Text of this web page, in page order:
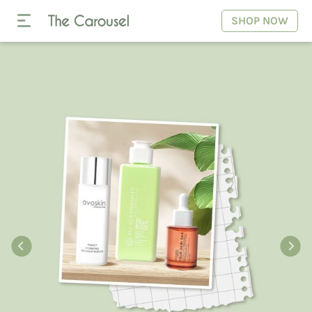
SHOP NOW